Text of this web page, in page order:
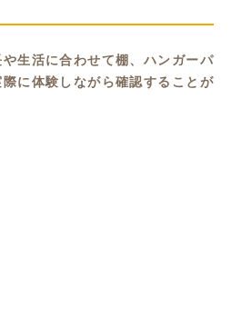
生活に合わせて棚、ハンガーパ
に体験しながら確認することが